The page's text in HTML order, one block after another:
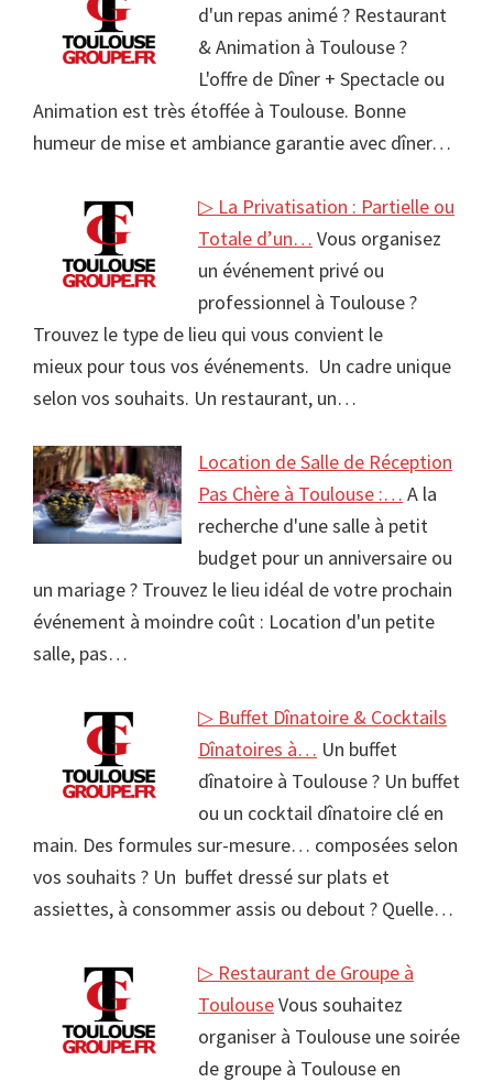
d'un repas animé ? Restaurant
& Animation à Toulouse ?
L'offre de Dîner + Spectacle ou
Animation est très étoffée à Toulouse. Bonne
humeur de mise et ambiance garantie avec dîner…
▷ La Privatisation : Partielle ou
Totale d’un… Vous organisez
un événement privé ou
professionnel à Toulouse ?
Trouvez le type de lieu qui vous convient le
mieux pour tous vos événements. Un cadre unique
selon vos souhaits. Un restaurant, un…
Location de Salle de Réception
Pas Chère à Toulouse :… A la
recherche d'une salle à petit
budget pour un anniversaire ou
un mariage ? Trouvez le lieu idéal de votre prochain
événement à moindre coût : Location d'un petite
salle, pas…
▷ Buffet Dînatoire & Cocktails
Dînatoires à… Un buffet
dînatoire à Toulouse ? Un buffet
ou un cocktail dînatoire clé en
main. Des formules sur-mesure… composées selon
vos souhaits ? Un buffet dressé sur plats et
assiettes, à consommer assis ou debout ? Quelle…
▷ Restaurant de Groupe à
ToulouseVous souhaitez
organiser à Toulouse une soirée
de groupe à Toulouse en